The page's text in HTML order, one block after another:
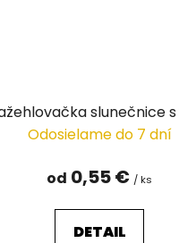
slunečnice
Odosielame do 7 dní
od 0,55 € / ks
DETAIL